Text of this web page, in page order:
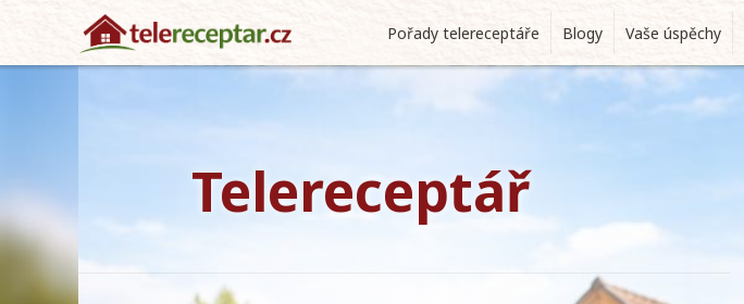
Pořady telereceptáře Blogy Vaše úspěchy
Telereceptář